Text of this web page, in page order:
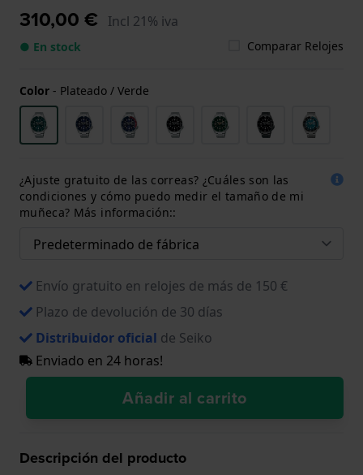
310,00 € Incl 21% iva
● En stock Comparar Relojes
Color - Plateado / Verde
¿Ajuste gratuito de las correas? ¿Cuáles son las
condiciones y cómo puedo medir el tamaño de mi
muñeca? Más información::
Envío gratuito en relojes de más de 150 €
Plazo de devolución de 30 días
Distribuidor oficial de Seiko
Enviado en 24 horas!
Añadir al carrito
Descripción del producto